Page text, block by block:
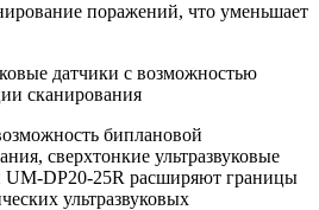
поражений, что уменьшает
датчики с возможностью
сканирования
биплановой
сверхтонкие ультразвуковые
UM-DP20-25R расширяют границы
ультразвуковых